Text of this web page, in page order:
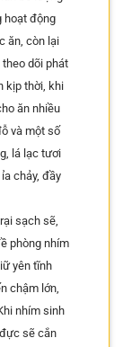
hoạt động
ăn, còn lại
theo dõi phát
kịp thời, khi
ăn nhiều
và một số
lá lạc tươi
chảy, đầy
sạch sẽ,
phòng nhím
yên tĩnh
chậm lớn,
nhím sinh
sẽ cắn